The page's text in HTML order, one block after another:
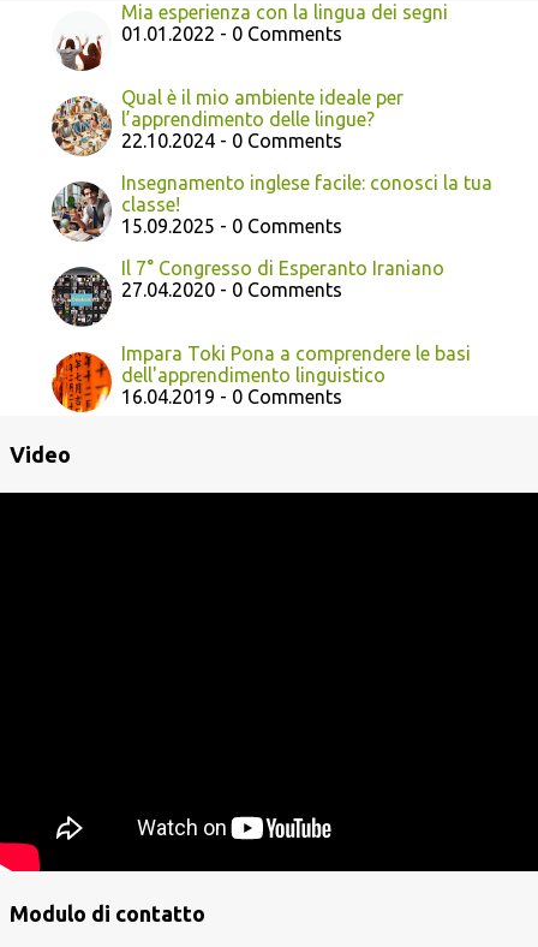
Mia esperienza con la lingua dei segni
01.01.2022 - 0 Comments
Qual è il mio ambiente ideale per
l’apprendimento delle lingue?
22.10.2024 - 0 Comments
Insegnamento inglese facile: conosci la tua
classe!
15.09.2025 - 0 Comments
Il 7° Congresso di Esperanto Iraniano
27.04.2020 - 0 Comments
Impara Toki Pona a comprendere le basi
dell'apprendimento linguistico
16.04.2019 - 0 Comments
Video
Modulo di contatto